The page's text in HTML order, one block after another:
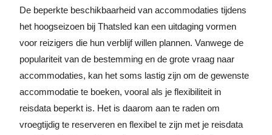
De beperkte beschikbaarheid van accommodaties tijdens
het hoogseizoen bij Thatsled kan een uitdaging vormen
voor reizigers die hun verblijf willen plannen. Vanwege de
populariteit van de bestemming en de grote vraag naar
accommodaties, kan het soms lastig zijn om de gewenste
accommodatie te boeken, vooral als je flexibiliteit in
reisdata beperkt is. Het is daarom aan te raden om
vroegtijdig te reserveren en flexibel te zijn met je reisdata